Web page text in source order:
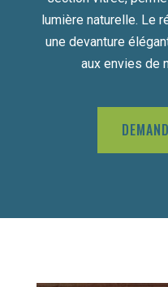
lumière naturelle. Le
une devanture
aux envies de